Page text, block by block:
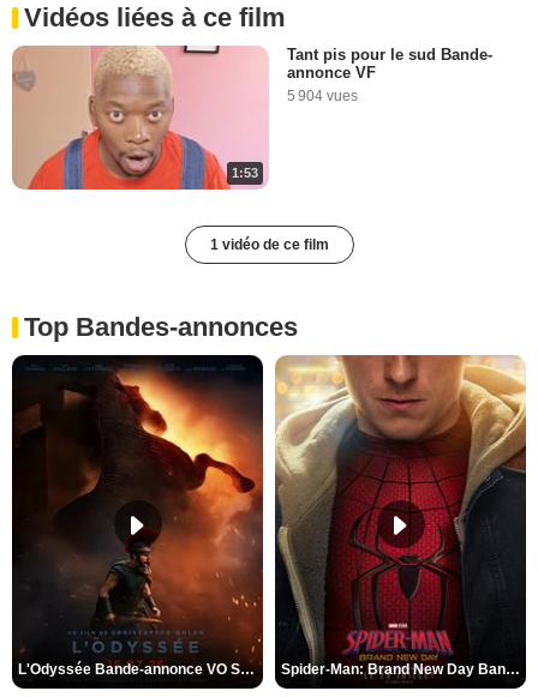
Vidéos liées à ce film
1:53
Tant pis pour le sud Bande-
annonce VF
5 904 vues
1 vidéo de ce film
Top Bandes-annonces
L'Odyssée Bande-annonce VO STFR Spider-Man: Brand New Day Bande-annonce VO STFR